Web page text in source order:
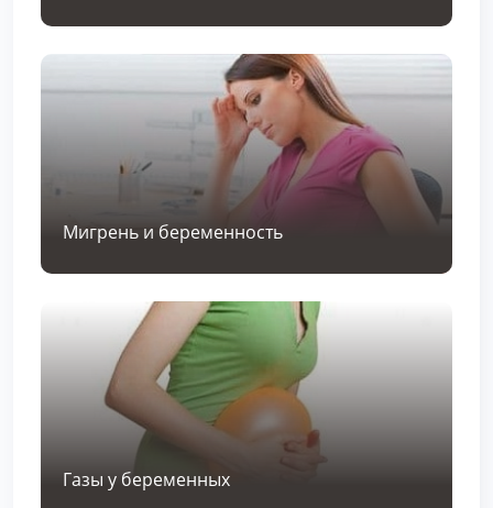
Мигрень и беременность
Газы у беременных